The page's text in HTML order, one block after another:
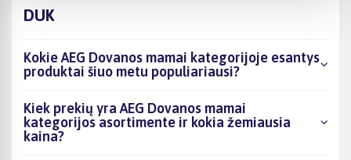
DUK
Kokie AEG Dovanos mamai kategorijoje esantys
produktai šiuo metu populiariausi?
Kiek prekių yra AEG Dovanos mamai
kategorijos asortimente ir kokia žemiausia
kaina?